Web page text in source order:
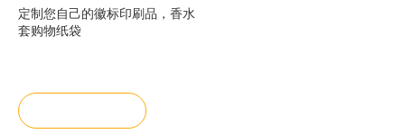
定制您自己的徽标印刷品，香水
套购物纸袋